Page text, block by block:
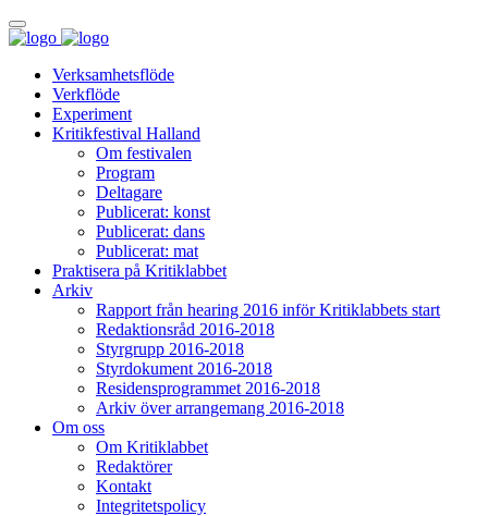
Verksamhetsflöde
Verkflöde
Experiment
Kritikfestival Halland
Om festivalen
Program
Deltagare
Publicerat: konst
Publicerat: dans
Publicerat: mat
Praktisera på Kritiklabbet
Arkiv
Rapport från hearing 2016 inför Kritiklabbets start
Redaktionsråd 2016-2018
Styrgrupp 2016-2018
Styrdokument 2016-2018
Residensprogrammet 2016-2018
Arkiv över arrangemang 2016-2018
Om oss
Om Kritiklabbet
Redaktörer
Kontakt
Integritetspolicy